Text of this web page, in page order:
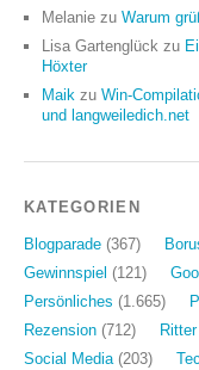
Melanie zu Warum
Lisa Gartenglück zu
Höxter
Maik zu Win-
und langweiledich.net
KATEGORIEN
Blogparade (367)
Gewinnspiel (121)
Persönliches (1.665)
Rezension (712)
Social Media(203)